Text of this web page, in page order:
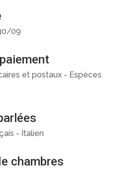
09
et postaux - Espèces
- Italien
chambres